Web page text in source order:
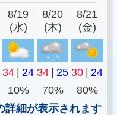
8/19
(水)
8/20
(木)
8/21
(金)
34 24 34 25 30
24
10% 70%
80%
詳細が表示されます